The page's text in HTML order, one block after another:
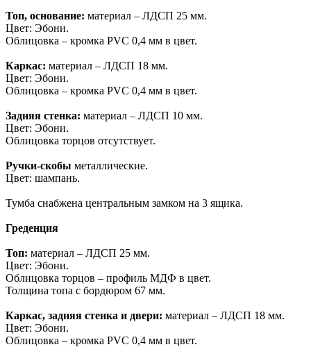
Топ, основание: материал – ЛДСП 25 мм.
Цвет: Эбони.
Облицовка – кромка PVC 0,4 мм в цвет.
Каркас: материал – ЛДСП 18 мм.
Цвет: Эбони.
Облицовка – кромка PVC 0,4 мм в цвет.
Задняя стенка: материал – ЛДСП 10 мм.
Цвет: Эбони.
Облицовка торцов отсутствует.
Ручки-скобы металлические.
Цвет: шампань.
Тумба снабжена центральным замком на 3 ящика.
Греденция
Топ: материал – ЛДСП 25 мм.
Цвет: Эбони.
Облицовка торцов – профиль МДФ в цвет.
Толщина топа с бордюром 67 мм.
Каркас, задняя стенка и двери: материал – ЛДСП 18 мм.
Цвет: Эбони.
Облицовка – кромка PVC 0,4 мм в цвет.